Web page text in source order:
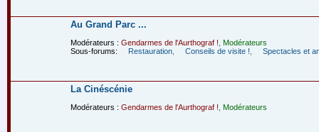
Au Grand Parc ...
Modérateurs : Gendarmes de l'Aurthograf ! Modérateurs
Sous-forums:
Restauration Conseils de visite ! Spectacles et
La Cinéscénie
Modérateurs : Gendarmes de l'Aurthograf ! Modérateurs